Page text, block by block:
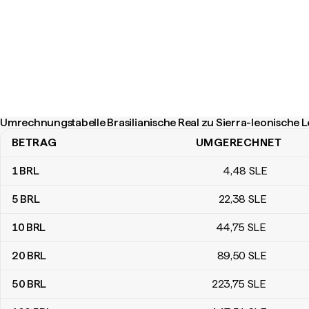
Umrechnungstabelle Brasilianische Real zu Sierra-leonische
Umrechnungstabelle Brasilianische Real zu Sierra-leonische
BETRAG UMGERECHNET
1BRL 4,48 SLE
5 BRL 22,38 SLE
10 BRL 44,75 SLE
20 BRL 89,50 SLE
50 BRL 223,75 SLE